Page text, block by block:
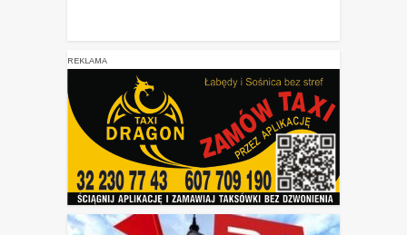
REKLAMA